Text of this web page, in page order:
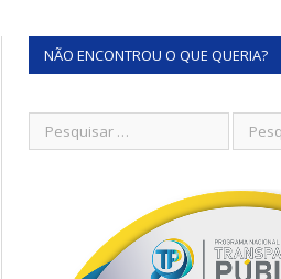
NÃO ENCONTROU O QUE QUERIA?